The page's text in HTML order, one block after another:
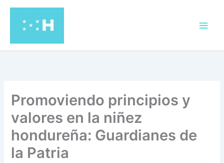
contenido
Promoviendo principios y
valores en la niñez
hondureña: Guardianes de
la Patria